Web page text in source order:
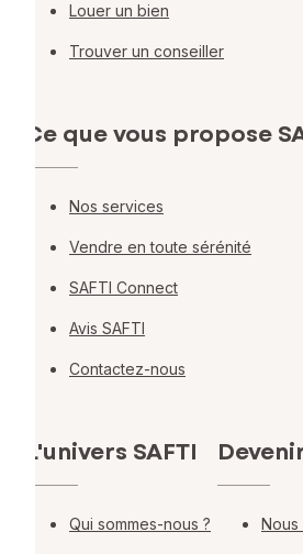
Louer un bien
Trouver un conseiller
Ce que vous propose
Nos services
Vendre en toute sérénité
SAFTI Connect
Avis SAFTI
Contactez-nous
L'univers SAFTI
Qui sommes-nous ?